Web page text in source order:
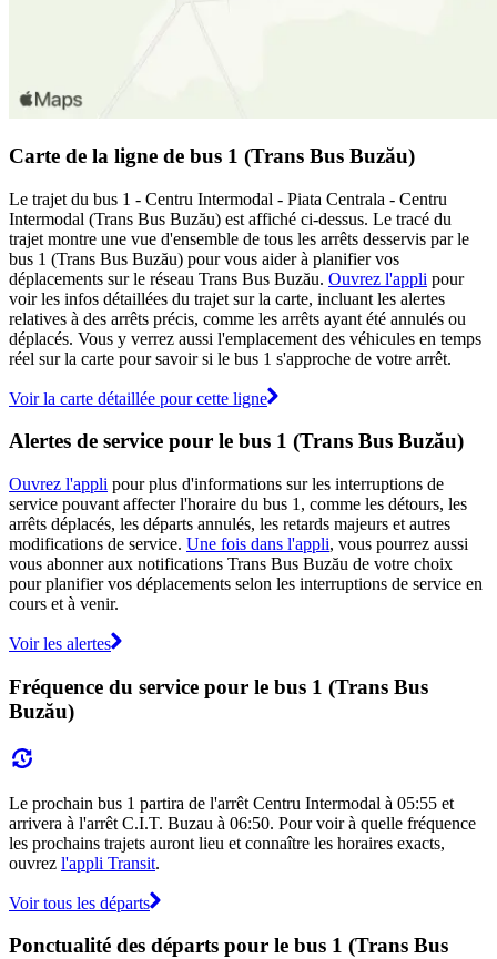
Carte de la ligne de bus 1 (Trans Bus Buzău)
Le trajet du bus 1 - Centru Intermodal - Piata Centrala - Centru
Intermodal (Trans Bus Buzău) est affiché ci-dessus. Le tracé du
trajet montre une vue d'ensemble de tous les arrêts desservis par le
bus 1 (Trans Bus Buzău) pour vous aider à planifier vos
déplacements sur le réseau Trans Bus Buzău. Ouvrez l'appli pour
voir les infos détaillées du trajet sur la carte, incluant les alertes
relatives à des arrêts précis, comme les arrêts ayant été annulés ou
déplacés. Vous y verrez aussi l'emplacement des véhicules en temps
réel sur la carte pour savoir si le bus 1 s'approche de votre arrêt.
Voir la carte détaillée pour cette ligne
Alertes de service pour le bus 1 (Trans Bus Buzău)
Ouvrez l'appli pour plus d'informations sur les interruptions de
service pouvant affecter l'horaire du bus 1, comme les détours, les
arrêts déplacés, les départs annulés, les retards majeurs et autres
modifications de service. Une fois dans l'appli, vous pourrez aussi
vous abonner aux notifications Trans Bus Buzău de votre choix
pour planifier vos déplacements selon les interruptions de service en
cours et à venir.
Voir les alertes
Fréquence du service pour le bus 1 (Trans Bus
Buzău)
Le prochain bus 1 partira de l'arrêt Centru Intermodal à 05:55 et
arrivera à l'arrêt C.I.T. Buzau à 06:50. Pour voir à quelle fréquence
les prochains trajets auront lieu et connaître les horaires exacts,
ouvrez l'appli Transit.
Voir tous les départs
Ponctualité des départs pour le bus 1 (Trans Bus